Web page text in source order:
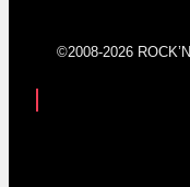
©2008-2026